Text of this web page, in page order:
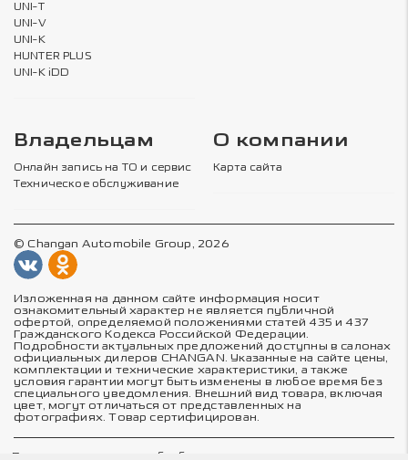
UNI-T
UNI-V
UNI-K
HUNTER PLUS
UNI-K iDD
Владельцам
Онлайн запись на ТО и сервис
Техническое обслуживание
О компании
Карта сайта
© Changan Automobile Group, 2026
Изложенная на данном сайте информация носит
ознакомительный характер не является публичной
офертой, определяемой положениями статей 435 и 437
Гражданского Кодекса Российской Федерации.
Подробности актуальных предложений доступны в салонах
официальных дилеров CHANGAN. Указанные на сайте цены,
комплектации и технические характеристики, а также
условия гарантии могут быть изменены в любое время без
специального уведомления. Внешний вид товара, включая
цвет, могут отличаться от представленных на
фотографиях. Товар сертифицирован.
Политика в отношении обработки персональных данных